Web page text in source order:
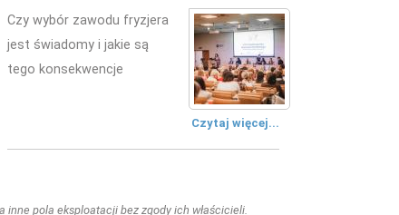
Czy wybór zawodu fryzjera
jest świadomy i jakie są
tego konsekwencje
Czytaj więcej...
pola eksploatacji bez zgody ich właścicieli.